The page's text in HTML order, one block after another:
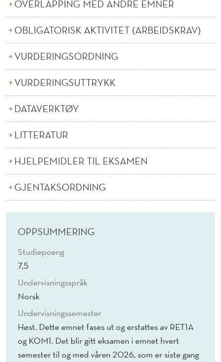
Ø
O
N
O
M
OVERLAPPING MED ANDRE EMNER
OBLIGATORISK AKTIVITET (ARBEIDSKRAV)
VURDERINGSORDNING
VURDERINGSUTTRYKK
DATAVERKTØY
LITTERATUR
HJELPEMIDLER TIL EKSAMEN
GJENTAKSORDNING
OPPSUMMERING
Studiepoeng
7,5
Undervisningsspråk
Norsk
Undervisningssemester
Høst. Dette emnet fases ut og erstattes av RET1A
og KOM1. Det blir gitt eksamen i emnet hvert
semester til og med våren 2026, som er siste gang